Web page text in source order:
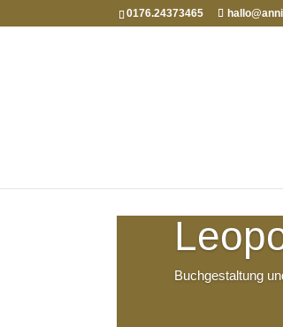
0176.24373465
Buchgestaltung